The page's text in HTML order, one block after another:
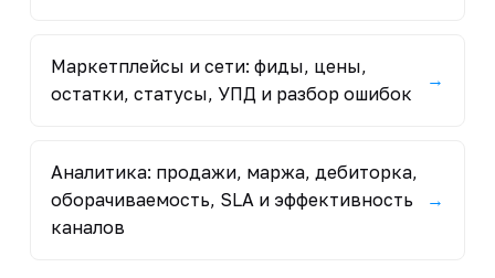
Маркетплейсы и сети: фиды, цены,
остатки, статусы, УПД и разбор ошибок
→
Аналитика: продажи, маржа, дебиторка,
оборачиваемость, SLA и эффективность
каналов
→